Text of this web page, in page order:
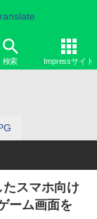
検索 Impressサイト
たスマホ向け
ーム画面を